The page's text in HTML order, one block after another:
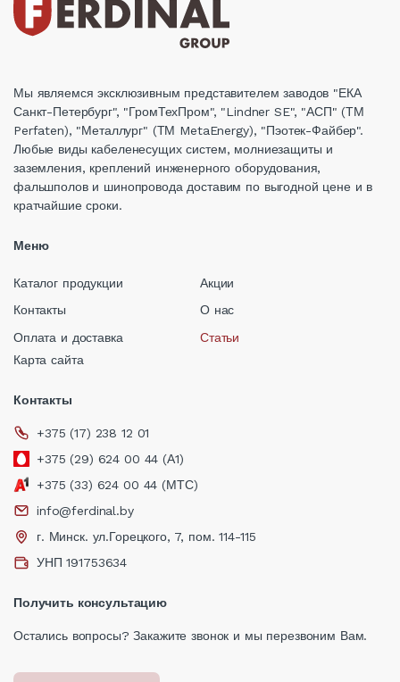
Мы являемся эксклюзивным представителем заводов "ЕКА
Санкт-Петербург", "ГромТехПром", "Lindner SE", "АСП" (ТМ
Perfaten), "Металлург" (ТМ MetaEnergy), "Пэотек-Файбер".
Любые виды кабеленесущих систем, молниезащиты и
заземления, креплений инженерного оборудования,
фальшполов и шинопровода доставим по выгодной цене и в
кратчайшие сроки.
Меню
Каталог продукции
Акции
Контакты
О нас
Оплата и доставка
Статьи
Карта сайта
Контакты
+375 (17) 238 12 01
+375 (29) 624 00 44 (А1)
+375 (33) 624 00 44 (МТС)
info@ferdinal.by
г. Минск. ул.Горецкого, 7, пом. 114-115
УНП 191753634
Получить консультацию
Остались вопросы? Закажите звонок и мы перезвоним Вам.